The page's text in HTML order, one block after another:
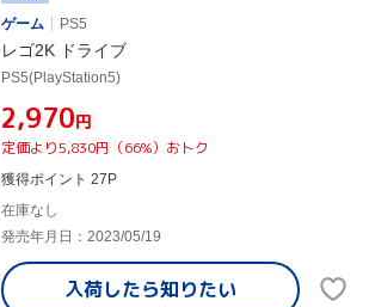
ゲーム
PS5
レゴ2K ドライブ
PS5(PlayStation5)
¥2,970円
定価より5,830円（66%）おトク
獲得ポイント 27P
在庫なし
発売年月日：2023/05/19
入荷したら知りたい